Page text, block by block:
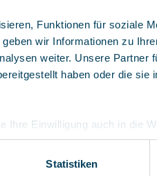
Funktionen für soziale
wir Informationen zu
weiter. Unsere Partner
haben oder die sie
Ihre Einwilligung auch in die
10, 48624 Schöppingen,
Zwecken (z.B.
Statistiken